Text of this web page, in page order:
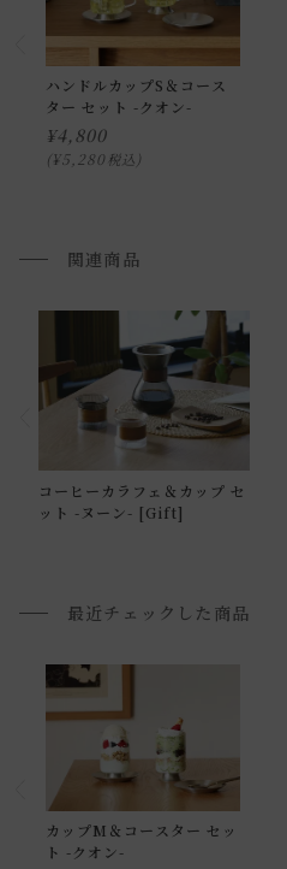
通常配送について
通常配送の場合、お品物は玄関
■ご不明な点やご希望がござい
小型商品の日時・時間指定につ
お届け時間帯(大型以外) は、
ます。
申し訳ございませんが、具体的
できません。
・すべての商品が直火・IHが不
・本製品は職人による手作りの
ます。
・お使いのPC画面等や光の環
際の商品とで色の見え方が異な
クオン コースター ステンレス
・直射日光を避けてご使用下さい
・本製品はステンレス素材を使
用は不可となります。
・食洗器を使用いただけます。
・直火・IHが不可となります。
・本製品は職人による手作りの
・お使いのPC画面等や光の環
ハンドルカップS＆コース
ター セット -クオン-
¥4,800
¥5,280 税込
関連商品
コーヒーカラフェ＆カップ セ
ット -ヌーン- [Gift]
最近チェックした商品
カップM＆コースター セッ
ト -クオン-